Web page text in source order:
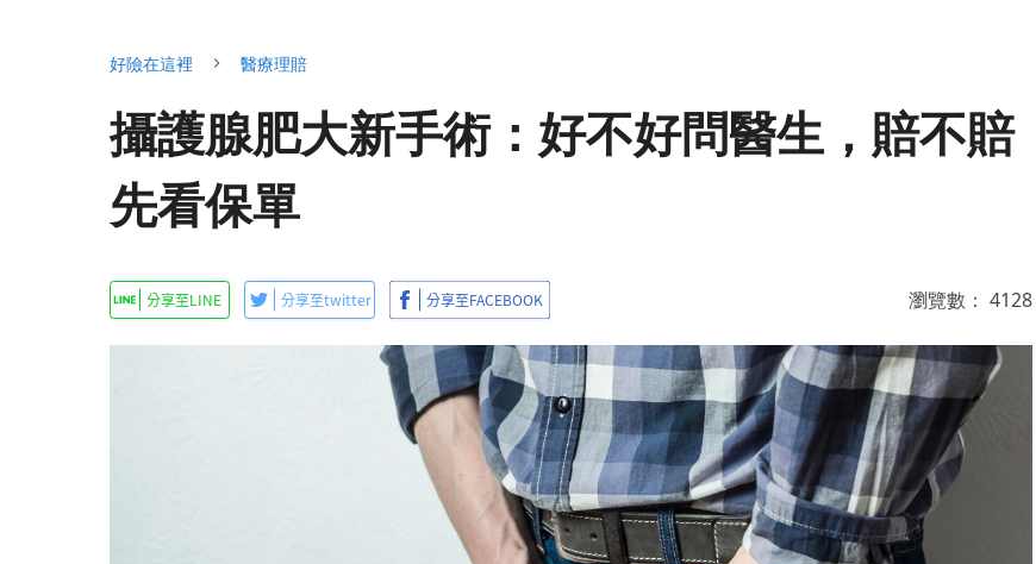
好險在這裡 醫療理賠
攝護腺肥大新手術：好不好問醫生，賠不賠
先看保單
瀏覽數： 4128